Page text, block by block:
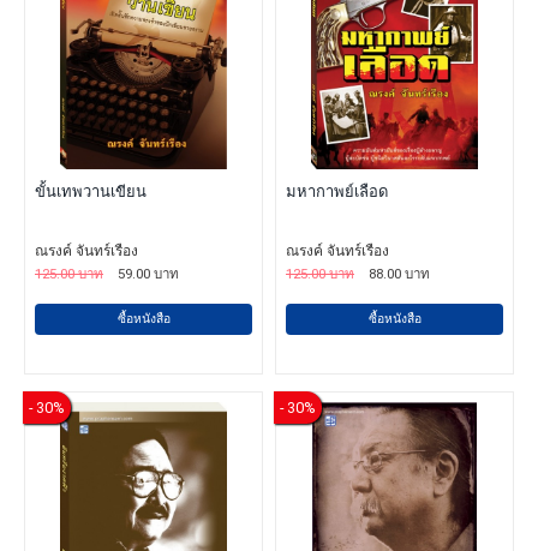
ขั้นเทพวานเขียน
ณรงค์ จันทร์เรือง
125.00 บาท
59.00 บาท
ซื้อหนังสือ
มหากาพย์เลือด
ณรงค์ จันทร์เรือง
125.00 บาท
88.00 บาท
ซื้อหนังสือ
- 30% - 30%